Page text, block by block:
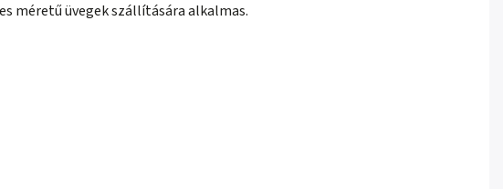
méretű üvegek szállítására alkalmas.